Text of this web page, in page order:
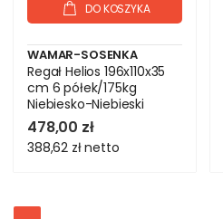
DO KOSZYKA
WAMAR-SOSENKA
Regał Helios 196x110x35
cm 6 półek/175kg
Niebiesko-Niebieski
478,00 zł
388,62 złnetto